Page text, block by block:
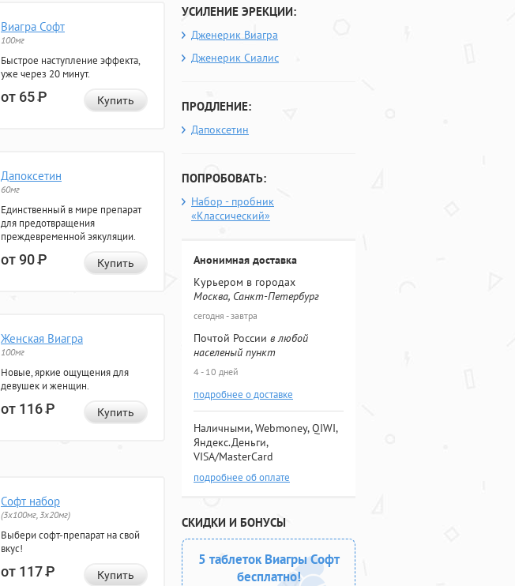
Виагра Софт
100мг
Быстрое наступление эффекта,
уже через 20 минут.
от 65Р Купить
Дапоксетин
60мг
Единственный в мире препарат
для предотвращения
преждевременной эякуляции.
от 90Р Купить
Женская Виагра
100мг
Новые, яркие ощущения для
девушек и женщин.
от 116Р Купить
Софт набор
(3x100мг, 3x20мг)
Выбери софт-препарат на свой
вкус!
от 117Р Купить
УСИЛЕНИЕ ЭРЕКЦИИ:
Дженерик Виагра
Дженерик Сиалис
ПРОДЛЕНИЕ:
Дапоксетин
ПОПРОБОВАТЬ:
Набор - пробник
«Классический»
Анонимная доставка
Курьером в городах
Москва, Санкт-Петербург
сегодня - завтра
Почтой России в любой
населеный пункт
4 - 10 дней
подробнее о доставке
Наличными, Webmoney, QIWI,
Яндекс.Деньги,
VISA/MasterCard
подробнее об оплате
СКИДКИ И БОНУСЫ
5 таблеток Виагры Софт
бесплатно!